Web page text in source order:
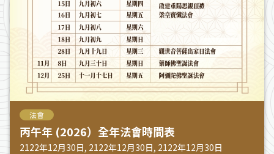
法會
丙午年 (2026）全年法會時間表
2122年12月30日, 2122年12月30日, 2122年12月30日